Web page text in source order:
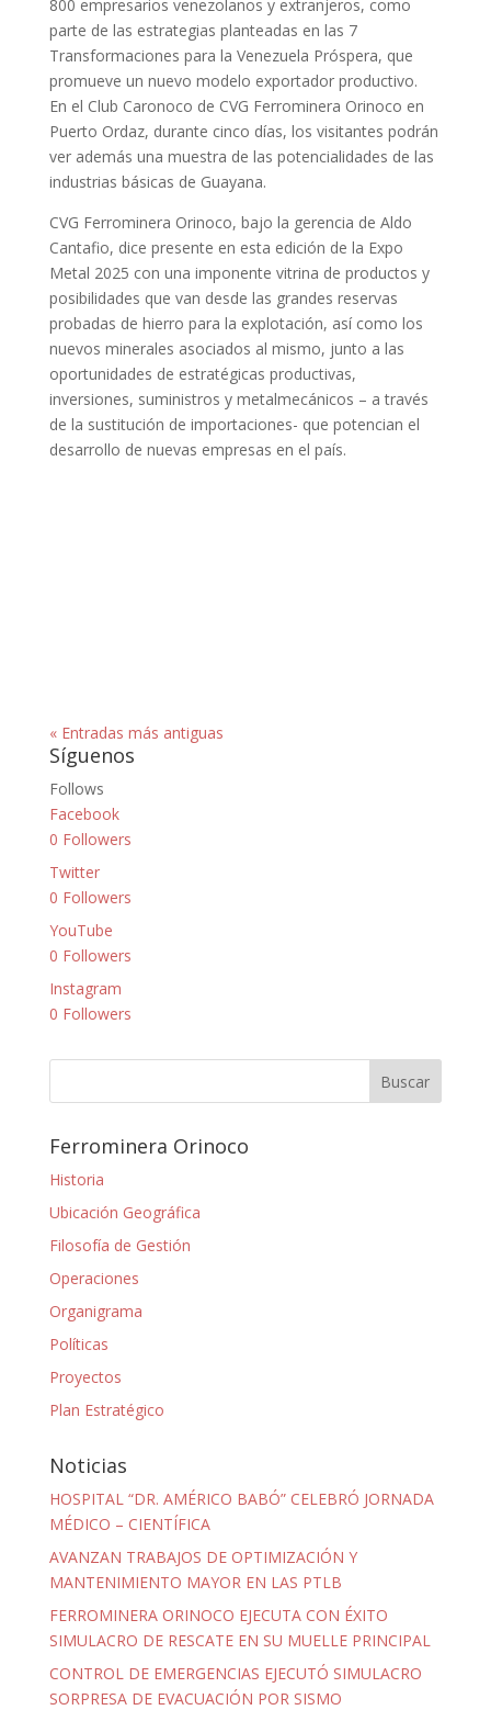
800 empresarios venezolanos y extranjeros, como
parte de las estrategias planteadas en las 7
Transformaciones para la Venezuela Próspera, que
promueve un nuevo modelo exportador productivo.
En el Club Caronoco de CVG Ferrominera Orinoco en
Puerto Ordaz, durante cinco días, los visitantes podrán
ver además una muestra de las potencialidades de las
industrias básicas de Guayana.
CVG Ferrominera Orinoco, bajo la gerencia de Aldo
Cantafio, dice presente en esta edición de la Expo
Metal 2025 con una imponente vitrina de productos y
posibilidades que van desde las grandes reservas
probadas de hierro para la explotación, así como los
nuevos minerales asociados al mismo, junto a las
oportunidades de estratégicas productivas,
inversiones, suministros y metalmecánicos – a través
de la sustitución de importaciones- que potencian el
desarrollo de nuevas empresas en el país.
« Entradas más antiguas
Síguenos
Follows
Facebook
0 Followers
Twitter
0 Followers
YouTube
0 Followers
Instagram
0 Followers
Ferrominera Orinoco
Historia
Ubicación Geográfica
Filosofía de Gestión
Operaciones
Organigrama
Políticas
Proyectos
Plan Estratégico
Noticias
HOSPITAL “DR. AMÉRICO BABÓ” CELEBRÓ JORNADA
MÉDICO – CIENTÍFICA
AVANZAN TRABAJOS DE OPTIMIZACIÓN Y
MANTENIMIENTO MAYOR EN LAS PTLB
FERROMINERA ORINOCO EJECUTA CON ÉXITO
SIMULACRO DE RESCATE EN SU MUELLE PRINCIPAL
CONTROL DE EMERGENCIAS EJECUTÓ SIMULACRO
SORPRESA DE EVACUACIÓN POR SISMO